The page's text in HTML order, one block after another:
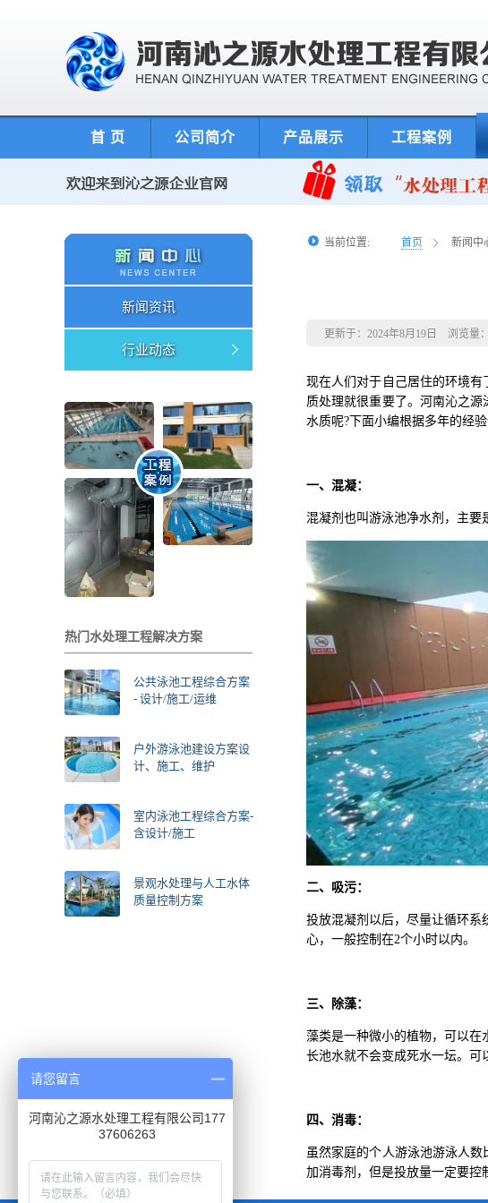
首 页 公司简介 产品展示 工程案例
新闻资讯
行业动态
热门水处理工程解决方案
公共泳池工程综合方案
- 设计/施工/运维
户外游泳池建设方案设
计、施工、维护
室内泳池工程综合方案-
含设计/施工
景观水处理与人工水体
质量控制方案
当前位置: 首页 新闻中
更新于：2024年8月19日 浏览量：
现在人们对于自己居住的环境
质处理就很重要了。河南沁之
水质呢?下面小编根据多年的经
一、混凝：
混凝剂也叫游泳池净水剂，主要
二、吸污：
投放混凝剂以后，尽量让循环系
心，一般控制在2个小时以内。
三、除藻：
藻类是一种微小的植物，可以
长池水就不会变成死水一坛。可
四、消毒：
虽然家庭的个人游泳池游泳人
加消毒剂，但是投放量一定要控
请您留言
河南沁之源水处理工程有限公司177
37606263